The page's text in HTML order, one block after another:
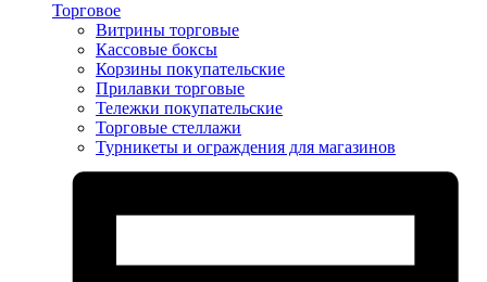
Торговое
Витрины торговые
Кассовые боксы
Корзины покупательские
Прилавки торговые
Тележки покупательские
Торговые стеллажи
Турникеты и ограждения для магазинов